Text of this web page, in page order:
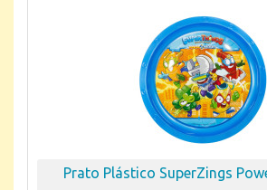
Prato Plástico SuperZings